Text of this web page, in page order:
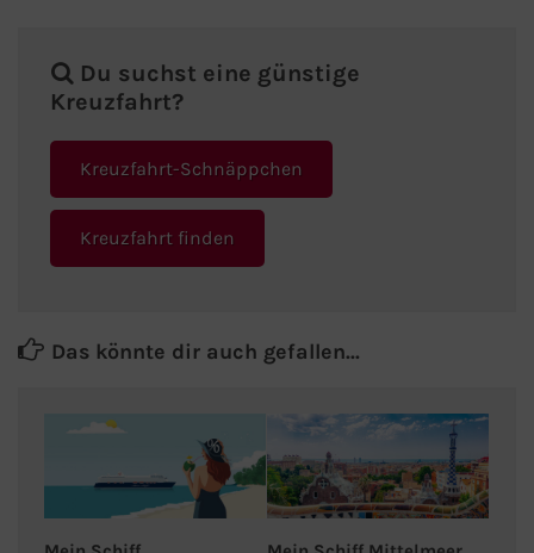
Du suchst eine günstige
Kreuzfahrt?
Kreuzfahrt-Schnäppchen
Kreuzfahrt finden
Das könnte dir auch gefallen...